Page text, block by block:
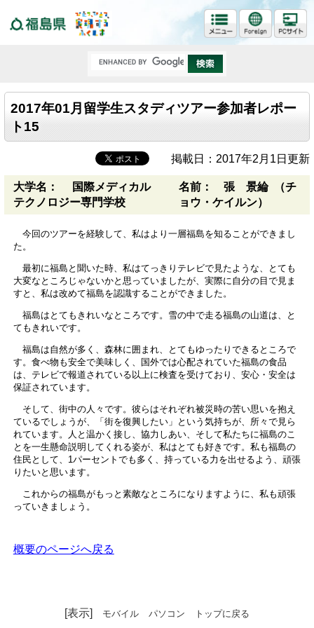
2017年01月留学生スタディツアー参加者レポー
ト15
掲載日：2017年2月1日更新
大学名： 国際メディカル
テクノロジー専門学校
名前： 張 景綸 （チ
ョウ・ケイルン）
今回のツアーを経験して、私はより一層福島を知ることができまし
た。
最初に福島と聞いた時、私はてっきりテレビで見たような、とても
大変なところじゃないかと思っていましたが、実際に自分の目で見ま
すと、私は改めて福島を認識することができました。
福島はとてもきれいなところです。雪の中で走る福島の山道は、と
てもきれいです。
福島は自然が多く、森林に囲まれ、とてもゆったりできるところで
す。食べ物も安全で美味しく、国外では心配されていた福島の食品
は、テレビで報道されている以上に検査を受けており、安心・安全は
保証されています。
そして、街中の人々です。彼らはそれぞれ被災時の苦い思いを抱え
ているでしょうが、「街を復興したい」という気持ちが、所々で見ら
れています。人と温かく接し、協力しあい、そして私たちに福島のこ
とを一生懸命説明してくれる姿が、私はとても好きです。私も福島の
住民として、1パーセントでも多く、持っている力を出せるよう、頑張
りたいと思います。
これからの福島がもっと素敵なところになりますように、私も頑張
っていきましょう。
概要のページへ戻る
[表示] モバイル パソコン トップに戻る